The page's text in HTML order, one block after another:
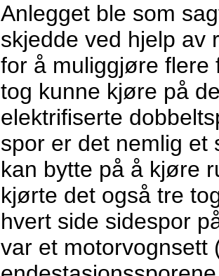
Anlegget ble som
skjedde ved hjelp av
for å muliggjøre flere
tog kunne kjøre på
elektrifiserte
spor er det nemlig et
kan bytte på å kjøre
kjørte det også tre
hvert side sidespor
var et motorvognsett